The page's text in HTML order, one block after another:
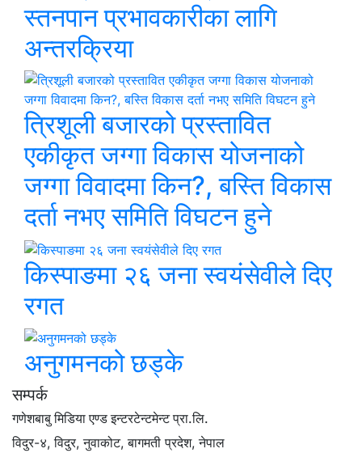
स्तनपान प्रभावकारीका लागि
अन्तरक्रिया
त्रिशूली बजारको प्रस्तावित
एकीकृत जग्गा विकास योजनाको
जग्गा विवादमा किन?, बस्ति विकास
दर्ता नभए समिति विघटन हुने
किस्पाङमा २६ जना स्वयंसेवीले दिए
रगत
अनुगमनको छड्के
सम्पर्क
गणेशबाबु मिडिया एण्ड इन्टरटेन्टमेन्ट प्रा.लि.
विदुर-४, विदुर, नुवाकोट, बागमती प्रदेश, नेपाल